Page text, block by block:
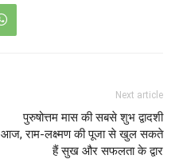
Next article
पुरुषोत्तम मास की सबसे शुभ द्वादशी
आज, राम-लक्ष्मण की पूजा से खुल सकते
हैं सुख और सफलता के द्वार